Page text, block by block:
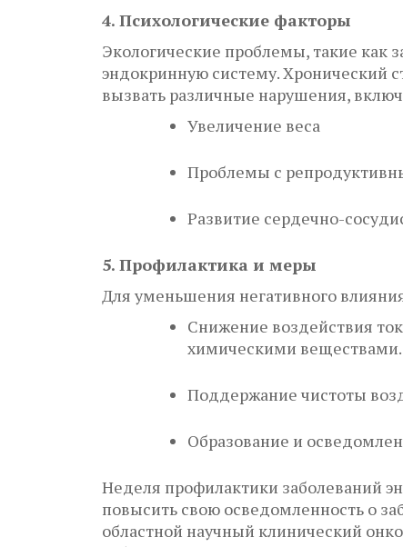
4. Психологические факторы
Экологические проблемы, такие как
эндокринную систему. Хронический
вызвать различные нарушения,
Увеличение веса
Проблемы с
Развитие сердечно-
5. Профилактика и меры
Для уменьшения негативного
Снижение воздействия
химическими веществами.
Поддержание чистоты
Образование и
Неделя профилактики заболеваний
повысить свою осведомленность о
областной научный клинический